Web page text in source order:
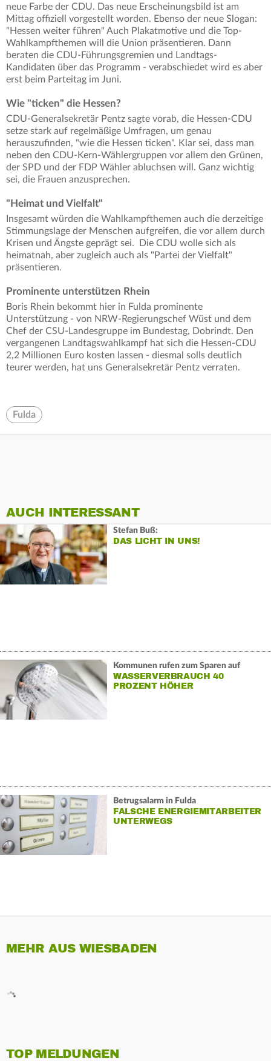
neue Farbe der CDU. Das neue Erscheinungsbild ist am
Mittag offiziell vorgestellt worden. Ebenso der neue Slogan:
"Hessen weiter führen" Auch Plakatmotive und die Top-
Wahlkampfthemen will die Union präsentieren. Dann
beraten die CDU-Führungsgremien und Landtags-
Kandidaten über das Programm - verabschiedet wird es aber
erst beim Parteitag im Juni.
Wie "ticken" die Hessen?
CDU-Generalsekretär Pentz sagte vorab, die Hessen-CDU
setze stark auf regelmäßige Umfragen, um genau
herauszufinden, "wie die Hessen ticken". Klar sei, dass man
neben den CDU-Kern-Wählergruppen vor allem den Grünen,
der SPD und der FDP Wähler abluchsen will. Ganz wichtig
sei, die Frauen anzusprechen.
"Heimat und Vielfalt"
Insgesamt würden die Wahlkampfthemen auch die derzeitige
Stimmungslage der Menschen aufgreifen, die vor allem durch
Krisen und Ängste geprägt sei. Die CDU wolle sich als
heimatnah, aber zugleich auch als "Partei der Vielfalt"
präsentieren.
Prominente unterstützen Rhein
Boris Rhein bekommt hier in Fulda prominente
Unterstützung - von NRW-Regierungschef Wüst und dem
Chef der CSU-Landesgruppe im Bundestag, Dobrindt. Den
vergangenen Landtagswahlkampf hat sich die Hessen-CDU
2,2 Millionen Euro kosten lassen - diesmal solls deutlich
teurer werden, hat uns Generalsekretär Pentz verraten.
Fulda
AUCH INTERESSANT
Stefan Buß:
DAS LICHT IN UNS!
Kommunen rufen zum Sparen auf
WASSERVERBRAUCH 40
PROZENT HÖHER
Betrugsalarm in Fulda
FALSCHE ENERGIEMITARBEITER
UNTERWEGS
MEHR AUS WIESBADEN
TOP MELDUNGEN